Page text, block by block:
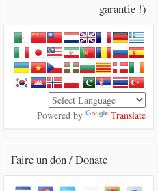
garantie !)
Powered by Translate
Faire un don / Donate